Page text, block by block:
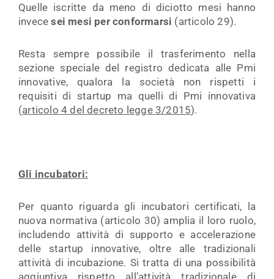
Quelle iscritte da meno di diciotto mesi hanno
invecesei mesi per conformarsi (articolo 29).
Resta sempre possibile il trasferimento nella
sezione speciale del registro dedicata alle Pmi
innovative, qualora la società non rispetti i
requisiti di startup ma quelli di Pmi innovativa
(articolo 4 del decreto legge 3/2015).
Gli incubatori:
Per quanto riguarda gli incubatori certificati, la
nuova normativa (articolo 30) amplia il loro ruolo,
includendo attività di supporto e accelerazione
delle startup innovative, oltre alle tradizionali
attività di incubazione. Si tratta di una possibilità
aggiuntiva rispetto all’attività tradizionale di